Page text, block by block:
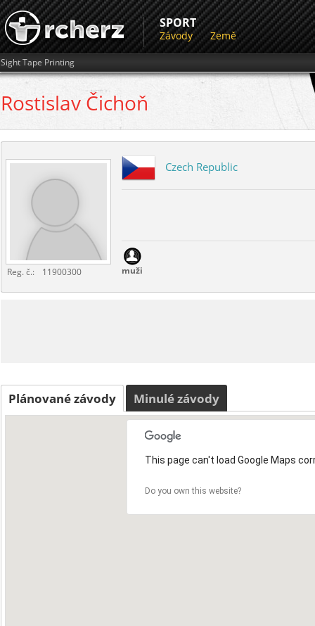
SPORT
Závody Země
Sight Tape Printing
Rostislav Čichoň
Reg. č.: 11900300
Czech Republic
muži
Plánované závody Minulé závody
This page can't load Google Maps
Do you own this website?